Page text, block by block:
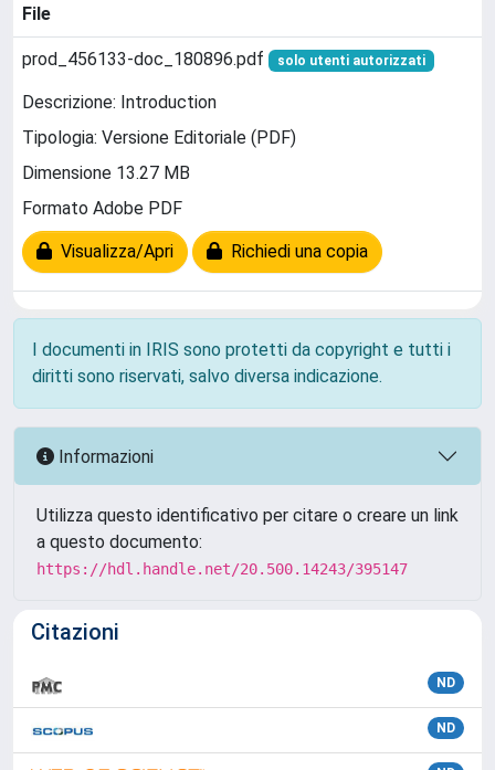
File
prod_456133-doc_180896.pdf solo utenti autorizzati
Descrizione: Introduction
Tipologia: Versione Editoriale (PDF)
Dimensione 13.27 MB
Formato Adobe PDF
Visualizza/Apri Richiedi una copia
I documenti in IRIS sono protetti da copyright e tutti i
diritti sono riservati, salvo diversa indicazione.
Informazioni
Utilizza questo identificativo per citare o creare un link
a questo documento:
https://hdl.handle.net/20.500.14243/395147
Citazioni
ND
ND